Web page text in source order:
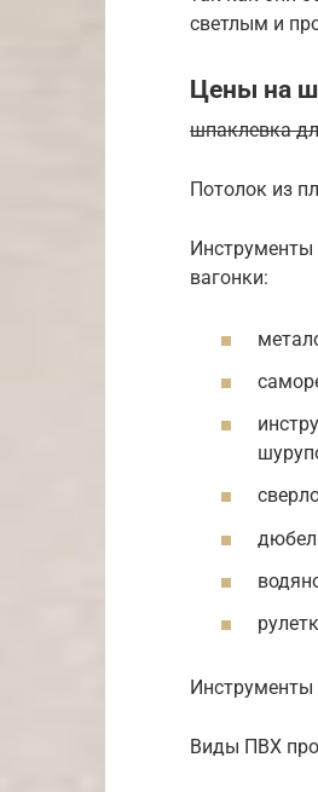
светлым и
Цены на
шпаклевка
Потолок из
Инструменты
вагонки:
Инструменты
Виды ПВХ